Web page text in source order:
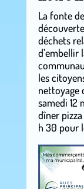
La fonte
déchets
d’embellir
les
nettoyage
samedi 12
dîner
h 30 pour